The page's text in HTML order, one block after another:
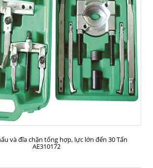
MUA HÀNG
và đĩa chặn tổng hợp, lực lớn đến 30 Tấn
AE310172